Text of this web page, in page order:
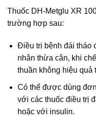
Thuốc DH-Metglu XR
trường hợp sau:
Điều trị bệnh đái tháo
nhân thừa cân, khi
thuần không hiệu quả
Có thể được dùng
với các thuốc điều trị
hoặc với insulin.